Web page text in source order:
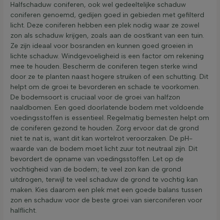
Halfschaduw coniferen, ook wel gedeeltelijke schaduw
coniferen genoemd, gedijen goed in gebieden met gefilterd
licht. Deze coniferen hebben een plek nodig waar ze zowel
zon als schaduw krijgen, zoals aan de oostkant van een tuin.
Ze zijn ideaal voor bosranden en kunnen goed groeien in
lichte schaduw. Windgevoeligheid is een factor om rekening
mee te houden. Bescherm de coniferen tegen sterke wind
door ze te planten naast hogere struiken of een schutting. Dit
helpt om de groei te bevorderen en schade te voorkomen.
De bodemsoort is cruciaal voor de groei van halfzon
naaldbomen. Een goed doorlatende bodem met voldoende
voedingsstoffen is essentieel. Regelmatig bemesten helpt om
de coniferen gezond te houden. Zorg ervoor dat de grond
niet te nat is, want dit kan wortelrot veroorzaken. De pH-
waarde van de bodem moet licht zuur tot neutraal zijn. Dit
bevordert de opname van voedingsstoffen. Let op de
vochtigheid van de bodem; te veel zon kan de grond
uitdrogen, terwijl te veel schaduw de grond te vochtig kan
maken. Kies daarom een plek met een goede balans tussen
zon en schaduw voor de beste groei van sierconiferen voor
halflicht.